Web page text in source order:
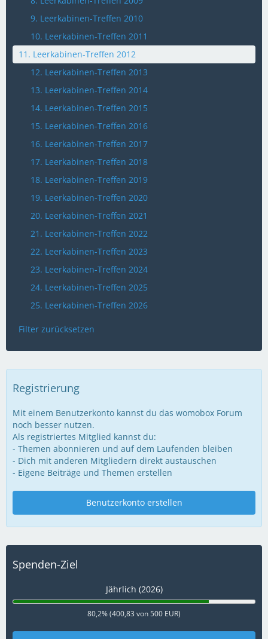
9. Leerkabinen-Treffen 2010
10. Leerkabinen-Treffen 2011
11. Leerkabinen-Treffen 2012
12. Leerkabinen-Treffen 2013
13. Leerkabinen-Treffen 2014
14. Leerkabinen-Treffen 2015
15. Leerkabinen-Treffen 2016
16. Leerkabinen-Treffen 2017
17. Leerkabinen-Treffen 2018
18. Leerkabinen-Treffen 2019
19. Leerkabinen-Treffen 2020
20. Leerkabinen-Treffen 2021
21. Leerkabinen-Treffen 2022
22. Leerkabinen-Treffen 2023
23. Leerkabinen-Treffen 2024
24. Leerkabinen-Treffen 2025
25. Leerkabinen-Treffen 2026
Filter zurücksetzen
Registrierung
Mit einem Benutzerkonto kannst du das womobox Forum
noch besser nutzen.
Als registriertes Mitglied kannst du:
- Themen abonnieren und auf dem Laufenden bleiben
- Dich mit anderen Mitgliedern direkt austauschen
- Eigene Beiträge und Themen erstellen
Benutzerkonto erstellen
Spenden-Ziel
Jährlich (2026)
80,2% (400,83 von 500 EUR)